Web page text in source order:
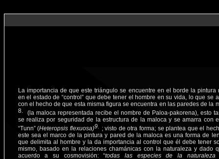
La importancia de que este triángulo se encuentre en el borde la pintura
en el estado de “control” que debe tener el hombre en su vida, lo que se
con el hecho de que esta misma figura se encuentra en las paredes de la
(la maloca representada recibe el nombre de Paloa-pakorena), esto
se realiza por seguridad de la estructura de la maloca y se amarra con
“Tunn” (Heteropsis flexuosa)
; visto de otra forma; se plantea que el
este sea el marco de la pintura y pared de la maloca es una forma de
que delimita al hombre y la da importancia al control que él debe tener
mismo, basado en la relaciones chamánicas con la naturaleza y dado
acuerdo a su cosmovisión: “todas las especies de la naturaleza